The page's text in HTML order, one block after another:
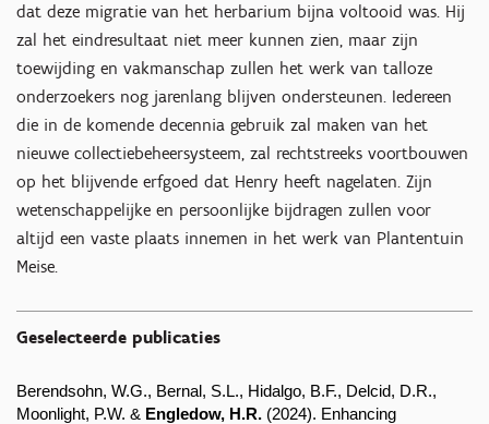
dat deze migratie van het herbarium bijna voltooid was. Hij
zal het eindresultaat niet meer kunnen zien, maar zijn
toewijding en vakmanschap zullen het werk van talloze
onderzoekers nog jarenlang blijven ondersteunen. Iedereen
die in de komende decennia gebruik zal maken van het
nieuwe collectiebeheersysteem, zal rechtstreeks voortbouwen
op het blijvende erfgoed dat Henry heeft nagelaten. Zijn
wetenschappelijke en persoonlijke bijdragen zullen voor
altijd een vaste plaats innemen in het werk van Plantentuin
Meise.
Geselecteerde publicaties
Berendsohn, W.G., Bernal, S.L., Hidalgo, B.F., Delcid, D.R.,
Moonlight, P.W. & Engledow, H.R. (2024). Enhancing